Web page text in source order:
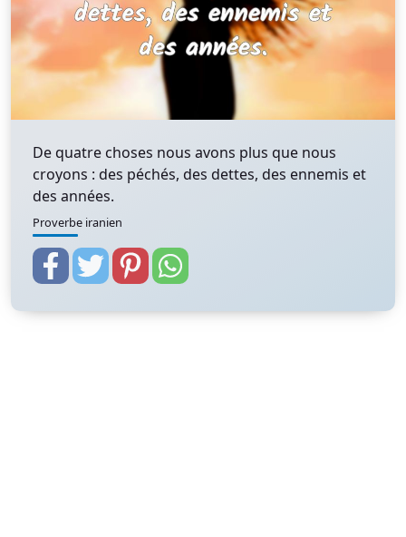
De quatre choses nous avons plus que nous
croyons : des péchés, des dettes, des ennemis et
des années.
Proverbe iranien